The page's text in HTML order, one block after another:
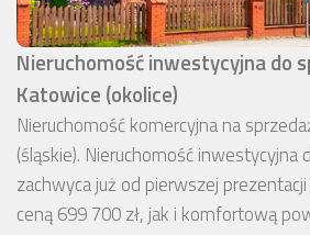
Nieruchomość inwestycyjna do
Katowice (okolice)
Nieruchomość komercyjna na
(śląskie). Nieruchomość inwestycyjna
zachwyca już od pierwszej
ceną 699 700 zł, jak i komfortową